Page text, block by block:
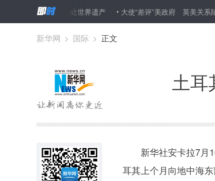
幕 新增29处世界遗产 大使“差评”美政府 英美关系陷尴尬
新华网 > 国际 > 正文
土耳
新华社安卡拉7月
耳其上个月向地中海